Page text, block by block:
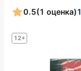
12+
0.5(1 оценка)